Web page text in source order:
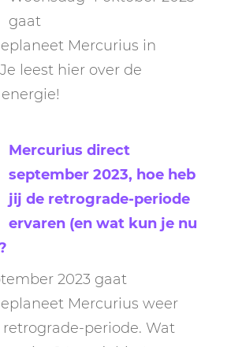
gaat
Mercurius in
leest hier over de
Mercurius direct
september 2023, hoe heb
jij de retrograde-periode
ervaren (en wat kun je nu
2023 gaat
Mercurius weer
periode. Wat